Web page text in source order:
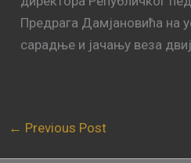
Предрага Дамјановића на
сарадње и јачању веза
← Previous Post